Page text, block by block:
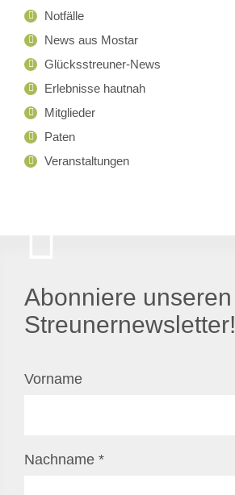
Notfälle
News aus Mostar
Glücksstreuner-News
Erlebnisse hautnah
Mitglieder
Paten
Veranstaltungen
Abonniere unseren
Streunernewsletter!
Vorname
Nachname *